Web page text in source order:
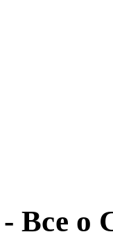
Все о